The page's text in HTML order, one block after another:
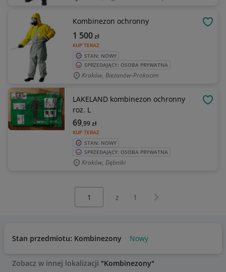
Kombinezon ochronny
KUP TERAZ
1 500zł
STAN: NOWY
SPRZEDAJĄCY: OSOBA PRYWATNA
Kraków, Bieżanów-Prokocim
LAKELAND kombinezon ochronny
roz. L
KUP TERAZ
69,99zł
STAN: NOWY
SPRZEDAJĄCY: OSOBA PRYWATNA
Kraków, Dębniki
z 1 Następna strona
Stan przedmiotu: Kombinezony Nowy
Zobacz w innej lokalizacji "Kombinezony"